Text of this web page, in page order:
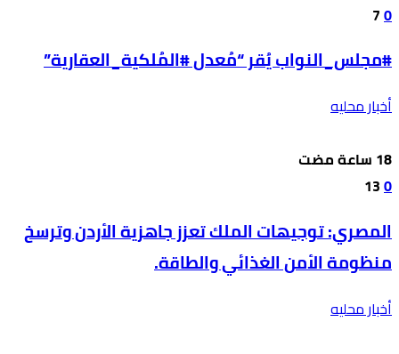
0
7
#مجلس_النواب يُقر “مُعدل #المُلكية_العقارية”
أخبار محليه
0
13
المصري: توجيهات الملك تعزز جاهزية الأردن وترسخ
منظومة الأمن الغذائي والطاقة.
أخبار محليه